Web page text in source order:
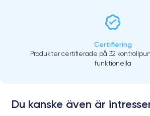
Certifiering
Produkter certifierade på 32
funktionella
Du kanske även är